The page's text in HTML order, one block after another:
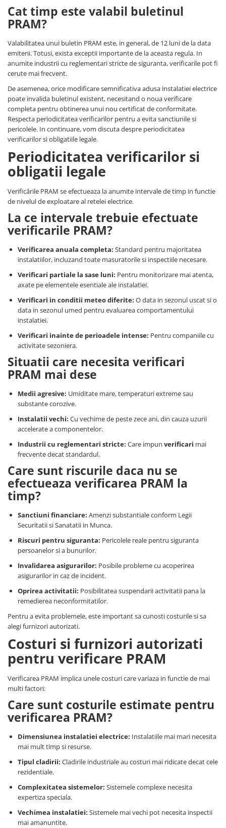
Cat timp este valabil buletinul
PRAM?
Valabilitatea unui buletin PRAM este, in general, de 12 luni de la data
emiterii. Totusi, exista exceptii importante de la aceasta regula. In
anumite industrii cu reglementari stricte de siguranta, verificarile pot fi
cerute mai frecvent.
De asemenea, orice modificare semnificativa adusa instalatiei electrice
poate invalida buletinul existent, necesitand o noua verificare
completa pentru obtinerea unui nou certificat de conformitate.
Respecta periodicitatea verificarilor pentru a evita sanctiunile si
pericolele. In continuare, vom discuta despre periodicitatea
verificarilor si obligatiile legale.
Periodicitatea verificarilor si
obligatii legale
Verificările PRAM se efectueaza la anumite intervale de timp in functie
de nivelul de exploatare al retelei electrice.
La ce intervale trebuie efectuate
verificarile PRAM?
Verificarea anuala completa: Standard pentru majoritatea
instalatiilor, incluzand toate masuratorile si inspectiile necesare.
Verificari partiale la sase luni: Pentru monitorizare mai atenta,
axate pe elementele esentiale ale instalatiei.
Verificari in conditii meteo diferite: O data in sezonul uscat si o
data in sezonul umed pentru evaluarea comportamentului
instalatiei.
Verificari inainte de perioadele intense: Pentru companiile cu
activitate sezoniera.
Situatii care necesita verificari
PRAM mai dese
Medii agresive: Umiditate mare, temperaturi extreme sau
substante corozive.
Instalatii vechi: Cu vechime de peste zece ani, din cauza uzurii
accelerate a componentelor.
Industrii cu reglementari stricte: Care impun verificari mai
frecvente decat standardul.
Care sunt riscurile daca nu se
efectueaza verificarea PRAM la
timp?
Sanctiuni financiare: Amenzi substantiale conform Legii
Securitatii si Sanatatii in Munca.
Riscuri pentru siguranta: Pericolele reale pentru siguranta
persoanelor si a bunurilor.
Invalidarea asigurarilor: Posibile probleme cu acoperirea
asigurarilor in caz de incident.
Oprirea activitatii: Posibilitatea suspendarii activitatii pana la
remedierea neconformitatilor.
Pentru a evita problemele, este important sa cunosti costurile si sa
alegi furnizori autorizati.
Costuri si furnizori autorizati
pentru verificare PRAM
Verificarea PRAM implica unele costuri care variaza in functie de mai
multi factori:
Care sunt costurile estimate pentru
verificarea PRAM?
Dimensiunea instalatiei electrice: Instalatiile mai mari necesita
mai mult timp si resurse.
Tipul cladirii: Cladirile industriale au costuri mai ridicate decat cele
rezidentiale.
Complexitatea sistemelor: Sistemele complexe necesita
expertiza speciala.
Vechimea instalatiei: Sistemele mai vechi pot necesita inspectii
mai amanuntite.